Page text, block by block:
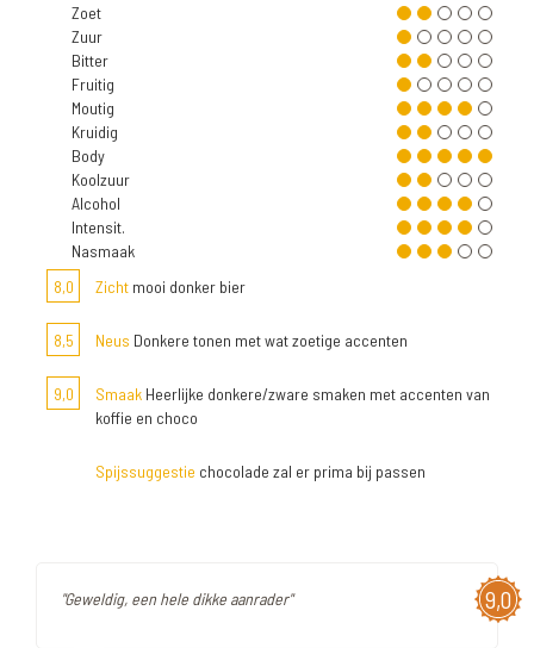
Zoet
Zuur
Bitter
Fruitig
Moutig
Kruidig
Body
Koolzuur
Alcohol
Intensit.
Nasmaak
8,0
Zicht mooi donker bier
8,5 Neus Donkere tonen met wat zoetige accenten
9,0 Smaak Heerlijke donkere/zware smaken met accenten van
koffie en choco
Spijssuggestie chocolade zal er prima bij passen
9,0
"Geweldig, een hele dikke aanrader"